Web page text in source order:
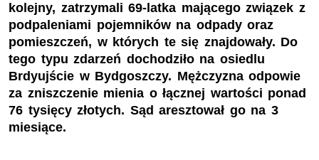
kolejny, zatrzymali 69-latka mającego związek z
podpaleniami pojemników na odpady oraz
pomieszczeń, w których te się znajdowały. Do
tego typu zdarzeń dochodziło na osiedlu
Brdyujście w Bydgoszczy. Mężczyzna odpowie
za zniszczenie mienia o łącznej wartości ponad
76 tysięcy złotych. Sąd aresztował go na 3
miesiące.